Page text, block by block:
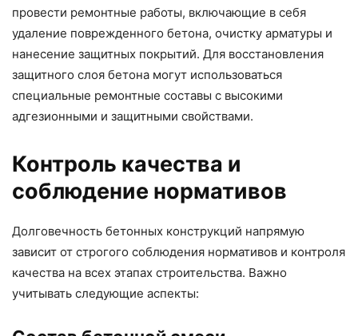
провести ремонтные работы, включающие в себя
удаление поврежденного бетона, очистку арматуры и
нанесение защитных покрытий. Для восстановления
защитного слоя бетона могут использоваться
специальные ремонтные составы с высокими
адгезионными и защитными свойствами.
Контроль качества и
соблюдение нормативов
Долговечность бетонных конструкций напрямую
зависит от строгого соблюдения нормативов и контроля
качества на всех этапах строительства. Важно
учитывать следующие аспекты: